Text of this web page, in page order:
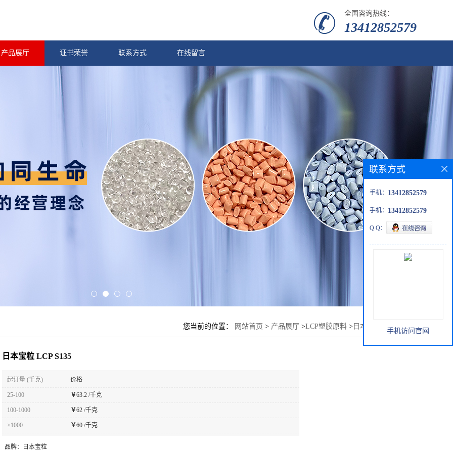
全国咨询热线：
13412852579
产品展厅 证书荣誉 联系方式 在线留言
您当前的位置： 网站首页 > 产品展厅 >LCP塑胶原料 > 日本宝粒 LCP S135
日本宝粒 LCP S135
起订量 (千克) 价格
25-100 ￥63.2 /千克
100-1000 ￥62 /千克
≥1000 ￥60 /千克
品牌： 日本宝粒
联系方式
手机： 13412852579
手机： 13412852579
Q Q：
手机访问官网